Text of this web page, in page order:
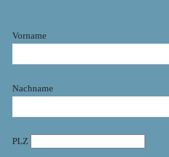
Vorname
Nachname
PLZ